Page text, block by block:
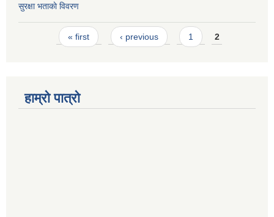
सुरक्षा भताकाे विवरण
Pages« first ‹ previous 1 2
हाम्रो पात्रो